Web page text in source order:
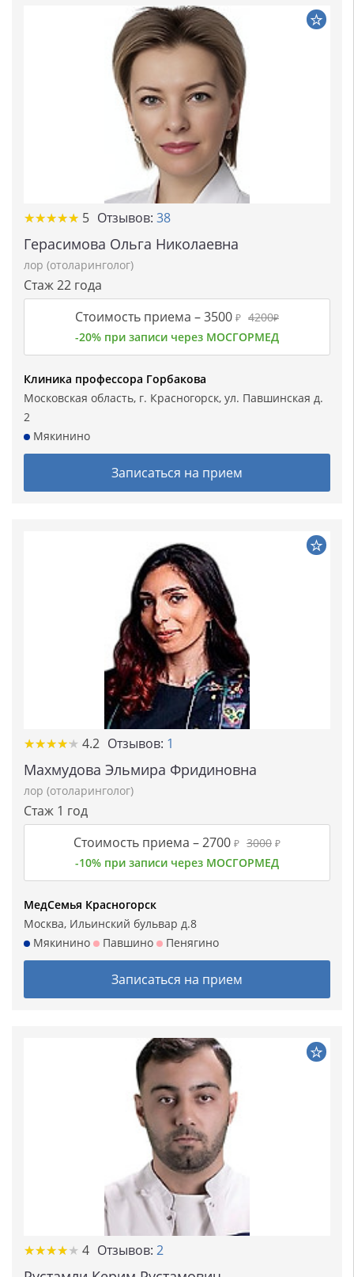
★★★★★
★★★★★ 5 Отзывов: 38
Герасимова Ольга Николаевна
лор (отоларинголог)
Стаж 22 года
Стоимость приема –3500 ₽ 4200₽
-20% при записи через МОСГОРМЕД
Клиника профессора Горбакова
Московская область, г. Красногорск, ул. Павшинская д.
2
Мякинино
Записаться на прием
★★★★★
★★★★★ 4.2 Отзывов: 1
Махмудова Эльмира Фридиновна
лор (отоларинголог)
Стаж 1 год
Стоимость приема –2700 ₽ 3000 ₽
-10% при записи через МОСГОРМЕД
МедСемья Красногорск
Москва, Ильинский бульвар д.8
Мякинино
Павшино Пенягино
Записаться на прием
★★★★★
★★★★★ 4 Отзывов: 2